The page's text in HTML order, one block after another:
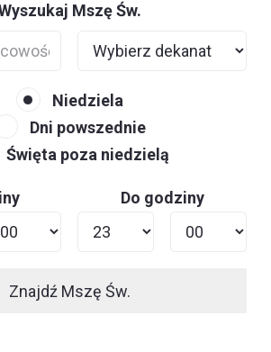
Mszę Św.
Niedziela
Dni powszednie
Święta poza niedzielą
Do godziny
Znajdź Mszę Św.